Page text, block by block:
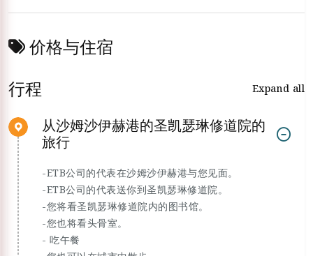
价格与住宿
行程
Expand all
从沙姆沙伊赫港的圣凯瑟琳修道院的
旅行
-ETB公司的代表在沙姆沙伊赫港与您见面。
-ETB公司的代表送你到圣凯瑟琳修道院。
-您将看圣凯瑟琳修道院内的图书馆。
-您也将看头骨室。
- 吃午餐